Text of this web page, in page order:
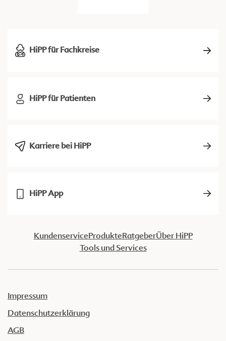
HiPP für Fachkreise
HiPP für Patienten
Karriere bei HiPP
HiPP App
KundenserviceProdukteRatgeberÜber HiPP
Tools und Services
Impressum
Datenschutzerklärung
AGB